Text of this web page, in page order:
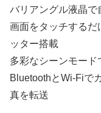
バリアングル液晶で
画面をタッチするだ
ッター搭載
多彩なシーンモー
BluetoothとWi-Fiで
真を転送